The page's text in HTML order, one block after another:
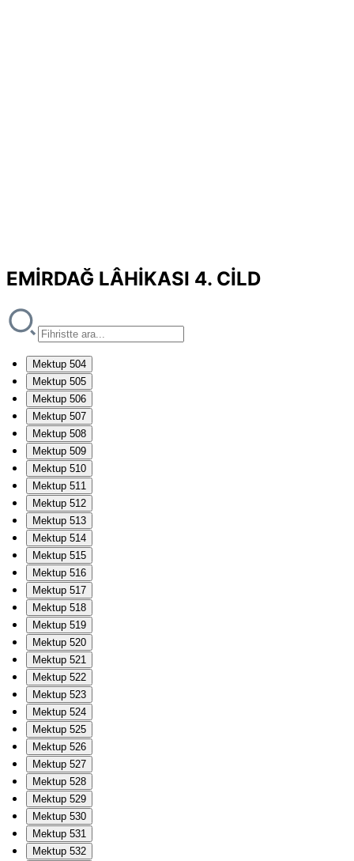
EMİRDAĞ LÂHİKASI 4. CİLD
Mektup 504
Mektup 505
Mektup 506
Mektup 507
Mektup 508
Mektup 509
Mektup 510
Mektup 511
Mektup 512
Mektup 513
Mektup 514
Mektup 515
Mektup 516
Mektup 517
Mektup 518
Mektup 519
Mektup 520
Mektup 521
Mektup 522
Mektup 523
Mektup 524
Mektup 525
Mektup 526
Mektup 527
Mektup 528
Mektup 529
Mektup 530
Mektup 531
Mektup 532